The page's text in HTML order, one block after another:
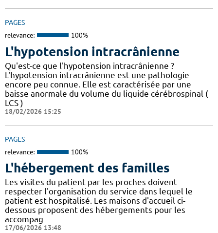
PAGES
relevance: 100%
L'hypotension intracrânienne
Qu'est-ce que l'hypotension intracrânienne ?
L'hypotension intracrânienne est une pathologie
encore peu connue. Elle est caractérisée par une
baisse anormale du volume du liquide cérébrospinal (
LCS )
18/02/2026 15:25
PAGES
relevance: 100%
L'hébergement des familles
Les visites du patient par les proches doivent
respecter l'organisation du service dans lequel le
patient est hospitalisé. Les maisons d'accueil ci-
dessous proposent des hébergements pour les
accompag
17/06/2026 13:48